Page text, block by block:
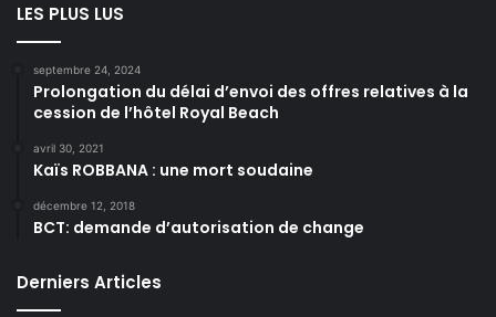
LES PLUS LUS
septembre 24, 2024
Prolongation du délai d’envoi des offres relatives à la
cession de l’hôtel Royal Beach
avril 30, 2021
Kaïs ROBBANA : une mort soudaine
décembre 12, 2018
BCT: demande d’autorisation de change
Derniers Articles